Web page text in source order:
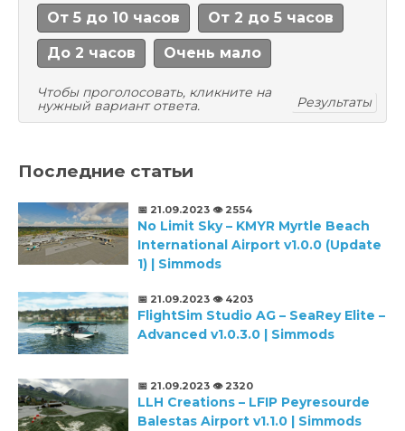
От 5 до 10 часов От 2 до 5 часов
До 2 часов Очень мало
Чтобы проголосовать, кликните на
нужный вариант ответа.
Результаты
Последние статьи
📅 21.09.2023 👁️ 2554
No Limit Sky – KMYR Myrtle Beach
International Airport v1.0.0 (Update
1) | Simmods
📅 21.09.2023 👁️ 4203
FlightSim Studio AG – SeaRey Elite –
Advanced v1.0.3.0 | Simmods
📅 21.09.2023 👁️ 2320
LLH Creations – LFIP Peyresourde
Balestas Airport v1.1.0 | Simmods